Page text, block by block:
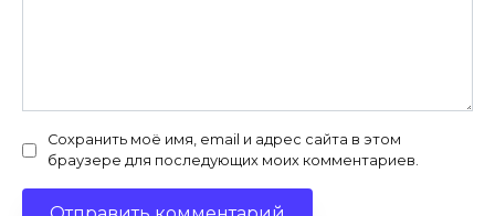
Сохранить моё имя, email и адрес сайта в этом
браузере для последующих моих комментариев.